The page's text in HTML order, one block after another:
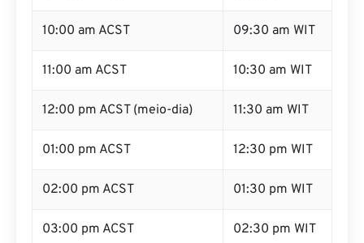
10:00 am ACST 09:30 am WIT
11:00 am ACST 10:30 am WIT
12:00 pm ACST (meio-dia) 11:30 am WIT
01:00 pm ACST 12:30 pm WIT
02:00 pm ACST 01:30 pm WIT
03:00 pm ACST 02:30 pm WIT